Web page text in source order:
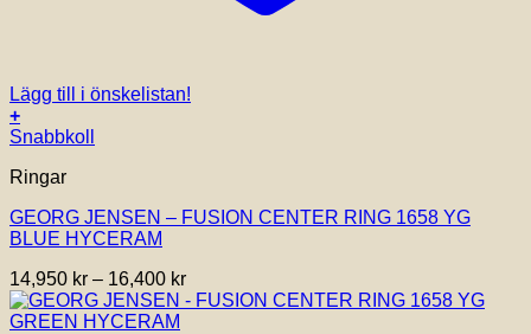
Lägg till i önskelistan!
+
Den
produkten
flera
varianter.
olika
alternativen
kan
Snabbkoll
Ringar
GEORG JENSEN – FUSION CENTER RING 1658 YG
BLUE HYCERAM
14,950 kr – 16,400 krPrisintervall:
14,950 kr